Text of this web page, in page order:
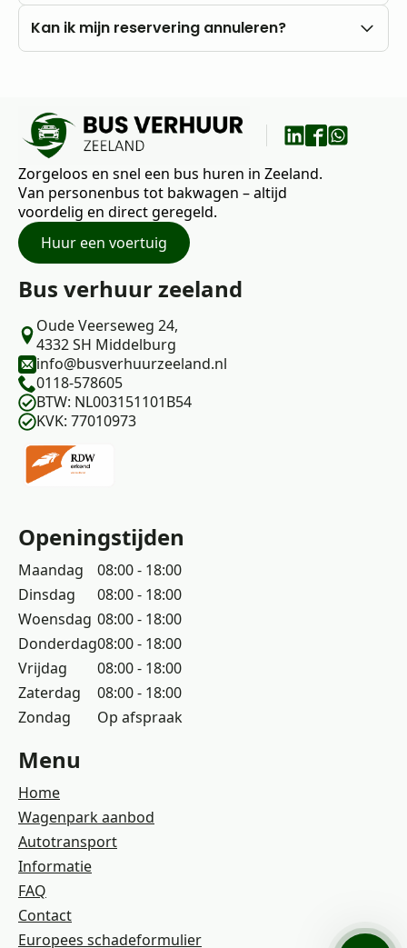
eigen rekening.
U kunt al vanaf 18 jaar bij ons huren, mits u in het
Kan ik mijn reservering annuleren?
ons te bespreken.
Zorgeloos en snel een bus huren in Zeeland.
Van personenbus tot bakwagen – altijd
voordelig en direct geregeld.
Huur een voertuig
Bus verhuur zeeland
Oude Veerseweg 24,
4332 SH Middelburg
info@busverhuurzeeland.nl
0118-578605
BTW: NL003151101B54
KVK: 77010973
Openingstijden
Maandag
Dinsdag
Woensdag
Donderdag
Vrijdag
Zaterdag
Zondag
08:00 - 18:00
08:00 - 18:00
08:00 - 18:00
08:00 - 18:00
08:00 - 18:00
08:00 - 18:00
Op afspraak
Menu
Home
Wagenpark aanbod
Autotransport
Informatie
FAQ
Contact
Europees schadeformulier